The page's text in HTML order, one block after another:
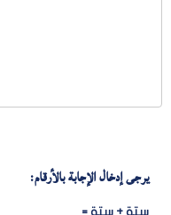
يرجى إدخال الإجابة بالأرقام:
ستة + ستة =